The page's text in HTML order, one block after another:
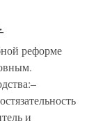
реформе
и